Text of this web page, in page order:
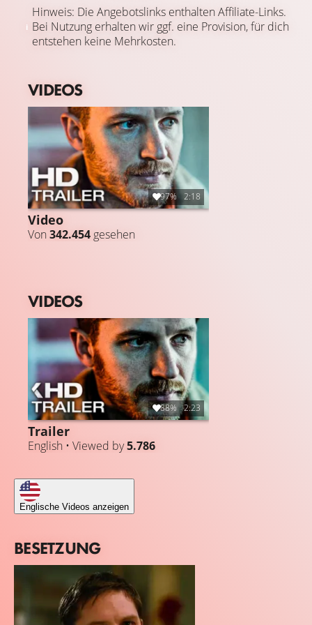
Hinweis: Die Angebotslinks enthalten Affiliate-Links.
Bei Nutzung erhalten wir ggf. eine Provision, für dich
entstehen keine Mehrkosten.
VIDEOS
97% 2:18
Video
Von342.454 gesehen
VIDEOS
88% 2:23
Trailer
English • Viewed by5.786
Englische Videos anzeigen
BESETZUNG